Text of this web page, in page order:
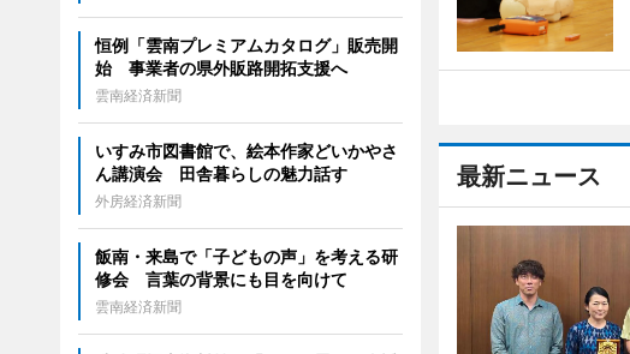
最新ニュース
恒例「雲南プレミアムカタログ」販売開
始 事業者の県外販路開拓支援へ
雲南経済新聞
いすみ市図書館で、絵本作家どいかやさ
ん講演会 田舎暮らしの魅力話す
外房経済新聞
飯南・来島で「子どもの声」を考える研
修会 言葉の背景にも目を向けて
雲南経済新聞